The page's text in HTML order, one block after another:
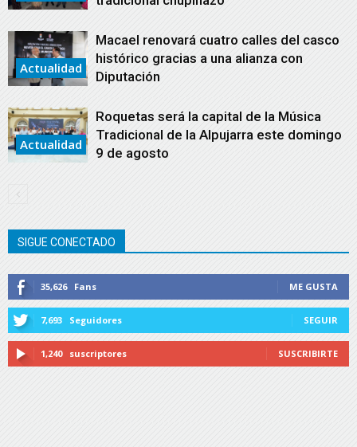
Actualidad
Macael renovará cuatro calles del casco
histórico gracias a una alianza con
Diputación
Actualidad
Roquetas será la capital de la Música
Tradicional de la Alpujarra este domingo
9 de agosto
SIGUE CONECTADO
35,626 Fans ME GUSTA
7,693 Seguidores SEGUIR
1,240 suscriptores SUSCRIBIRTE